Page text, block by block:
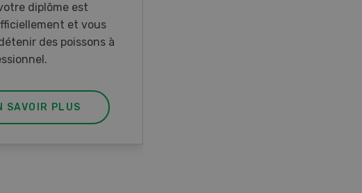
diplôme est
et vous
des poissons à
SAVOIR PLUS